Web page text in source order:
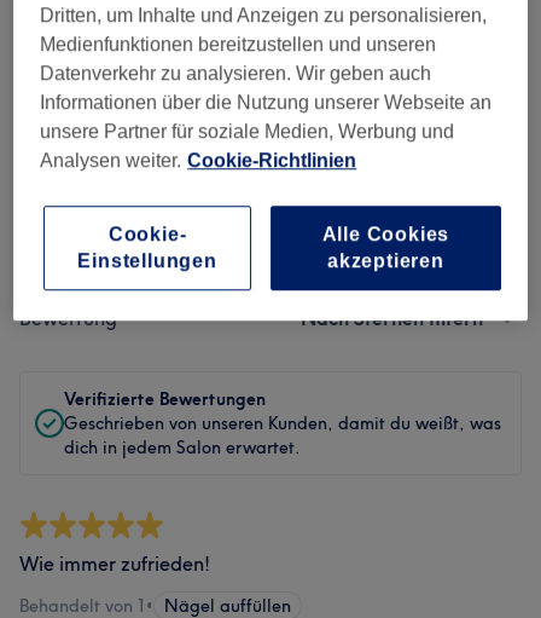
Sauberkeit
Service
Behandlung Alle Bewertungen
Bewertung Nach Sternen filtern
Verifizierte Bewertungen
Geschrieben von unseren Kunden, damit du weißt, was
dich in jedem Salon erwartet.
Wie immer zufrieden!
Behandelt von 1 • Nägel auffüllen
Dritten, um Inhalte und Anzeigen zu personalisieren,
Medienfunktionen bereitzustellen und unseren
Datenverkehr zu analysieren. Wir geben auch
Informationen über die Nutzung unserer Webseite an
unsere Partner für soziale Medien, Werbung und
Analysen weiter. Cookie-Richtlinien
Cookie-
Einstellungen
Alle Cookies
akzeptieren